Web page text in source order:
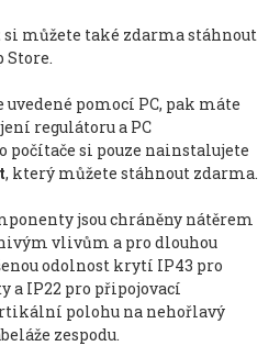
si můžete také zdarma stáhnout
Store.
uvedené pomocí PC, pak máte
regulátoru a PC
počítače si pouze nainstalujete
, který můžete stáhnout zdarma.
jsou chráněny nátěrem
vlivům a pro dlouhou
odolnost krytí IP43 pro
IP22 pro připojovací
polohu na nehořlavý
zespodu.